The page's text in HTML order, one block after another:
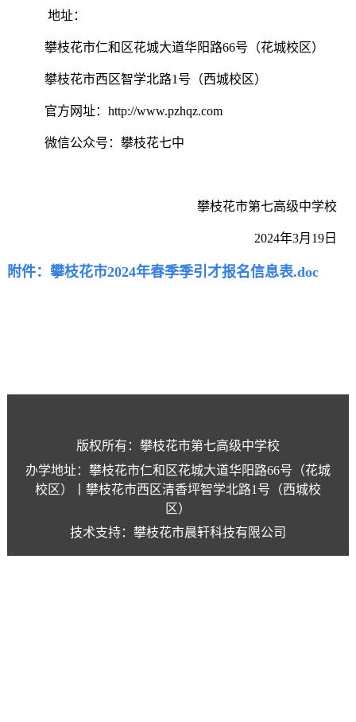
地址：
攀枝花市仁和区花城大道华阳路66号（花城校区）
攀枝花市西区智学北路1号（西城校区）
官方 网址： http://www.pzhqz.com
微信公众号：攀枝花七中
攀枝花市第七高级中学校
2024年3月 19 日
附件： 攀枝花市2024年春季季引才报名信息表.doc
版权所有：攀枝花市第七高级中学校
办学地址：攀枝花市仁和区花城大道华阳路66号（花城
校区）丨攀枝花市西区清香坪智学北路1号（西城校
区）
技术支持：攀枝花市晨轩科技有限公司